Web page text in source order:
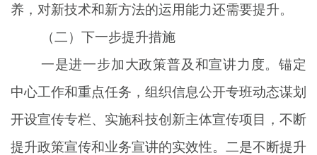
养 ， 对新技术和新方法的运用能力还需要提升。
（二） 下一步提升措施
一是进一步加大政策普及和宣讲力度。锚定
中心工作和重点任务，组织信息公开专班动态谋划
开设宣传专栏、实施科技创新主体宣传项目，不断
提升政策宣传和业务宣讲的实效性。 二是不断提升